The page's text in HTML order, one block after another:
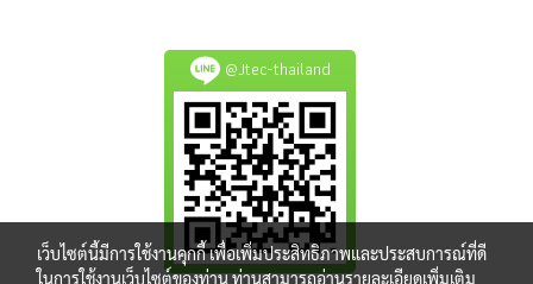
@Jtec-thailand
เว็บไซต์นี้มีการใช้งานคุกกี้ เพื่อเพิ่มประสิทธิภาพและประสบการณ์ที่ดี
ในการใช้งานเว็บไซต์ของท่าน ท่านสามารถอ่านรายละเอียดเพิ่มเติม